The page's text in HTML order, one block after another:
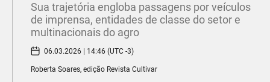
Sua trajetória engloba passagens por veículos
de imprensa, entidades de classe do setor e
multinacionais do agro
06.03.2026 | 14:46 (UTC -3)
Roberta Soares, edição Revista Cultivar